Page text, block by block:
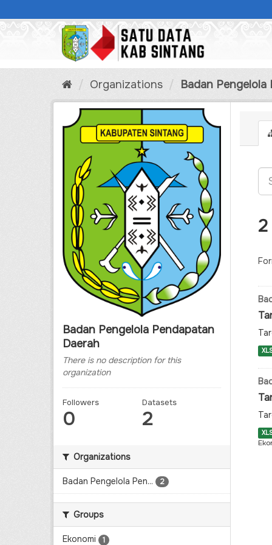
to
Organizations Badan Pengelola
Badan Pengelola Pendapatan
Daerah
There is no description for this
organization
Followers
0
Datasets
2
Organizations
Badan Pengelola Pen... 2
Groups
Ekonomi 1